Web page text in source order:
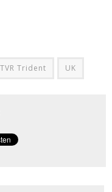
TVR Trident UK